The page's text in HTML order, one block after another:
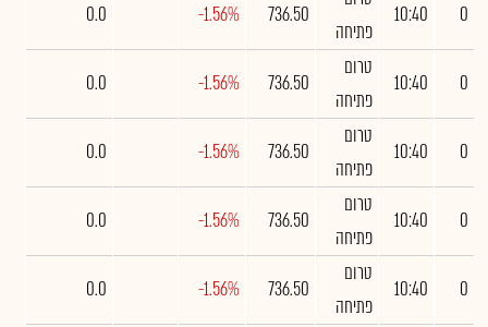
0
10:40
פתיחה
736.50
-1.56%
0.0
0
10:40
טרום
פתיחה
736.50
-1.56%
0.0
0
10:40
טרום
פתיחה
736.50
-1.56%
0.0
0
10:40
טרום
פתיחה
736.50
-1.56%
0.0
0
10:40
טרום
פתיחה
736.50
-1.56%
0.0